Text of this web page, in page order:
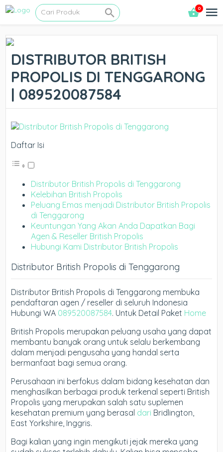
0
DISTRIBUTOR BRITISH
PROPOLIS DI TENGGARONG
| 089520087584
Daftar Isi
Distributor British Propolis di Tenggarong
Kelebihan British Propolis
Peluang Emas menjadi Distributor British Propolis
di Tenggarong
Keuntungan Yang Akan Anda Dapatkan Bagi
Agen & Reseller British Propolis
Hubungi Kami Distributor British Propolis
Distributor British Propolis di Tenggarong
Distributor British Propolis di Tenggarong membuka
pendaftaran agen / reseller di seluruh Indonesia
Hubungi WA 089520087584. Untuk Detail Paket Home
British Propolis merupakan peluang usaha yang dapat
membantu banyak orang untuk selalu berkembang
dalam menjadi pengusaha yang handal serta
bermanfaat bagi semua orang.
Perusahaan ini berfokus dalam bidang kesehatan dan
menghasilkan berbagai produk terkenal seperti British
Propolis yang merupakan salah satu suplemen
kesehatan premium yang berasal dari Bridlington,
East Yorkshire, Inggris.
Bagi kalian yang ingin mengikuti jejak mereka yang